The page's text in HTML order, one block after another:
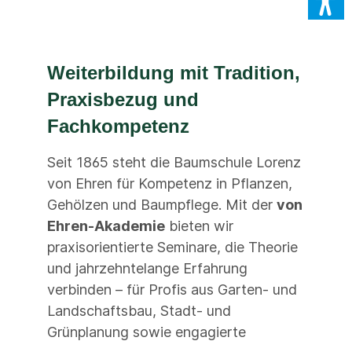
Weiterbildung mit Tradition,
Praxisbezug und
Fachkompetenz
Seit 1865 steht die Baumschule Lorenz
von Ehren für Kompetenz in Pflanzen,
Gehölzen und Baumpflege. Mit der von
Ehren-Akademie bieten wir
praxisorientierte Seminare, die Theorie
und jahrzehntelange Erfahrung
verbinden – für Profis aus Garten- und
Landschaftsbau, Stadt- und
Grünplanung sowie engagierte